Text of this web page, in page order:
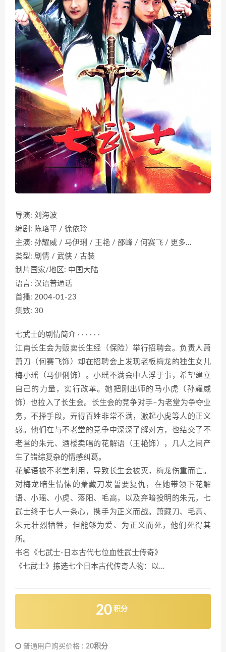
导演: 刘海波
编剧: 陈珞平 / 徐依玲
主演: 孙耀威 / 马伊琍 / 王艳 / 邵峰 / 何赛飞 / 更多…
类型: 剧情 / 武侠 / 古装
制片国家/地区: 中国大陆
语言: 汉语普通话
首播: 2004-01-23
集数: 30
七武士的剧情简介 · · · · · ·
江南长生会为贩卖长生经（保险）举行招聘会。负责人萧
萧刀（何赛飞饰）却在招聘会上发现老板梅龙的独生女儿
梅小瑶（马伊俐饰）。小瑶不满会中人浮于事，希望建立
自己的力量，实行改革。她把刚出师的马小虎（孙耀威
饰）也拉入了长生会。长生会的竞争对手–为老堂为争夺业
务，不择手段，弄得百姓非常不满，激起小虎等人的正义
感。他们在与不老堂的竞争中深深了解对方，也结交了不
老堂的朱元、酒楼卖唱的花解语（王艳饰），几人之间产
生了错综复杂的情感纠葛。
花解语被不老堂利用，导致长生会被灭，梅龙伤重而亡。
对梅龙暗生情愫的萧藏刀发誓要复仇，在她带领下花解
语、小瑶、小虎、落阳、毛高，以及弃暗投明的朱元，七
武士终于七人一条心，携手为正义而战。萧藏刀、毛高、
朱元壮烈牺牲，但能够为爱、为正义而死，他们死得其
所。
书名《七武士-日本古代七位血性武士传奇》
《七武士》拣选七个日本古代传奇人物：以…
20 积分
普通用户购买价格 : 20积分